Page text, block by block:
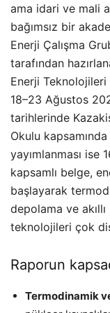
ama idari ve mali
bağımsız bir
Enerji Çalışma
tarafından
Enerji Teknolojileri
18–23 Ağustos
tarihlerinde
Okulu
yayımlanması ise
kapsamlı belge,
başlayarak
depolama ve
teknolojileri çok
Raporun
Termodinamik